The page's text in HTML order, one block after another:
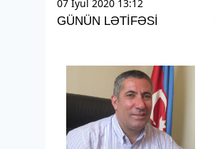
07 Iyul 2020 13:12
GÜNÜN LƏTİFƏSİ